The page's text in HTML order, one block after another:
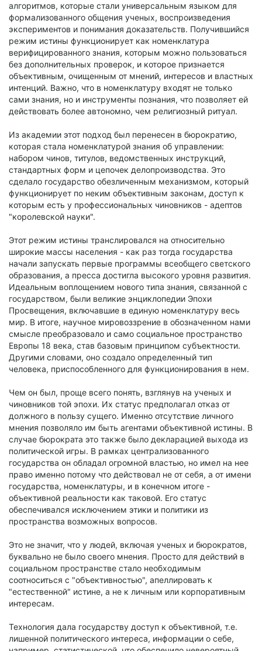
алгоритмов, которые стали универсальным языком для
формализованного общения ученых, воспроизведения
экспериментов и понимания доказательств. Получившийся
режим истины функционирует как номенклатура
верифицированного знания, которым можно пользоваться
без дополнительных проверок, и которое признается
объективным, очищенным от мнений, интересов и властных
интенций. Важно, что в номенклатуру входят не только
сами знания, но и инструменты познания, что позволяет ей
действовать более автономно, чем религиозный ритуал.
Из академии этот подход был перенесен в бюрократию,
которая стала номенклатурой знания об управлении:
набором чинов, титулов, ведомственных инструкций,
стандартных форм и цепочек делопроизводства. Это
сделало государство обезличенным механизмом, который
функционирует по неким объективным законам, доступ к
которым есть у профессиональных чиновников - адептов
"королевской науки".
Этот режим истины транслировался на относительно
широкие массы населения - как раз тогда государства
начали запускать первые программы всеобщего светского
образования, а пресса достигла высокого уровня развития.
Идеальным воплощением нового типа знания, связанной с
государством, были великие энциклопедии Эпохи
Просвещения, включавшие в единую номенклатуру весь
мир. В итоге, научное мировоззрение в обозначенном нами
смысле преобразовало и само социальное пространство
Европы 18 века, став базовым принципом субъектности.
Другими словами, оно создало определенный тип
человека, приспособленного для функционирования в нем.
Чем он был, проще всего понять, взглянув на ученых и
чиновников той эпохи. Их статус предполагал отказ от
должного в пользу сущего. Именно отсутствие личного
мнения позволяло им быть агентами объективной истины. В
случае бюрократа это также было декларацией выхода из
политической игры. В рамках централизованного
государства он обладал огромной властью, но имел на нее
право именно потому что действовал не от себя, а от имени
государства, номенклатуры, и в конечном итоге -
объективной реальности как таковой. Его статус
обеспечивался исключением этики и политики из
пространства возможных вопросов.
Это не значит, что у людей, включая ученых и бюрократов,
буквально не было своего мнения. Просто для действий в
социальном пространстве стало необходимым
соотноситься с "объективностью", апеллировать к
"естественной" истине, а не к личным или корпоративным
интересам.
Технология дала государству доступ к объективной, т.е.
лишенной политического интереса, информации о себе,